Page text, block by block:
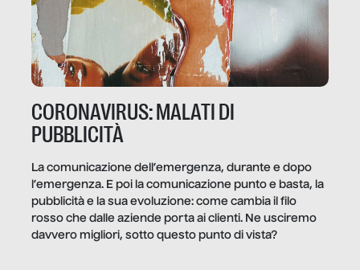
CORONAVIRUS: MALATI DI
PUBBLICITÀ
La comunicazione dell’emergenza, durante e dopo
l’emergenza. E poi la comunicazione punto e basta, la
pubblicità e la sua evoluzione: come cambia il filo
rosso che dalle aziende porta ai clienti. Ne usciremo
davvero migliori, sotto questo punto di vista?